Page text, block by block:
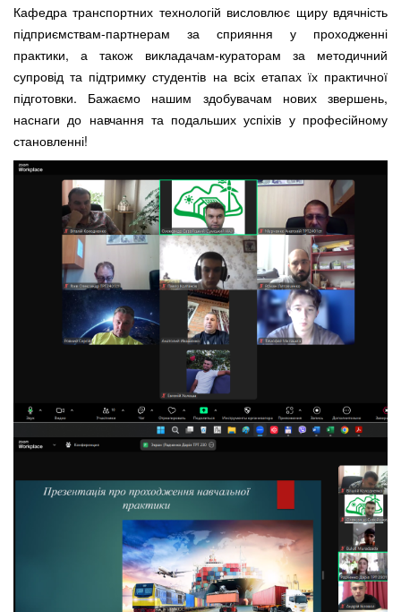
Кафедра транспортних технологій висловлює щиру вдячність
підприємствам-партнерам за сприяння у проходженні
практики, а також викладачам-кураторам за методичний
супровід та підтримку студентів на всіх етапах їх практичної
підготовки. Бажаємо нашим здобувачам нових звершень,
наснаги до навчання та подальших успіхів у професійному
становленні!